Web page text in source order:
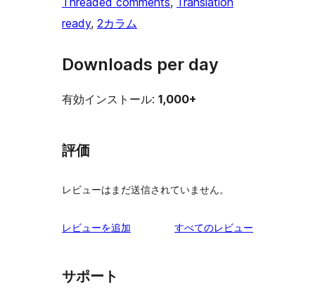
ready, 2カラム
Downloads per day
有効インストール: 1,000+
評価
レビューはまだ送信されていません。
レビューを追加 すべてのレビュー
サポート